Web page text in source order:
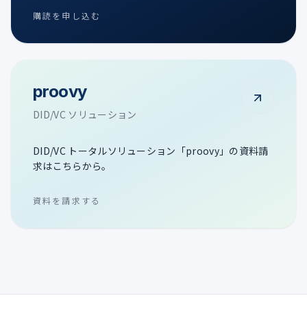
購読を申し込む
proovy
DID/VC ソリューション
DID/VC トータルソリューション「proovy」の資料請
求はこちらから。
資料を請求する